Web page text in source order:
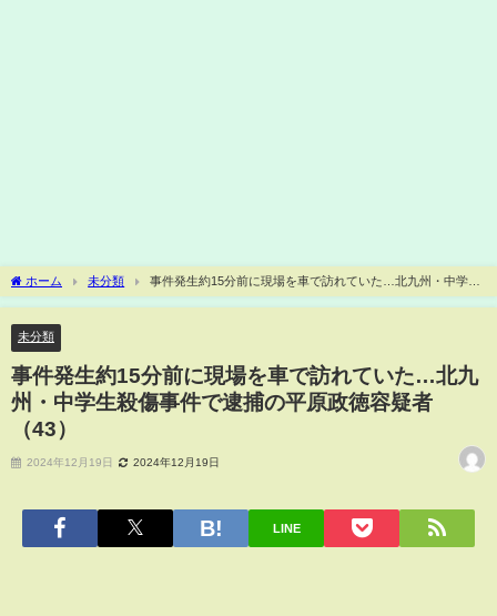
ホーム 未分類
事件発生約15分前に現場を車で訪れていた…北九州・中学生
殺傷事件で逮捕の平原政徳容疑者（43）
未分類
事件発生約15分前に現場を車で訪れていた…北九
州・中学生殺傷事件で逮捕の平原政徳容疑者
（43）
2024年12月19日 2024年12月19日
LINE